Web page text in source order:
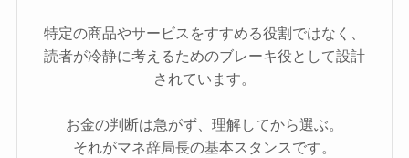
特定の商品やサービスをすすめる役割ではなく、
読者が冷静に考えるためのブレーキ役として設計
されています。
お金の判断は急がず、理解してから選ぶ。
それがマネ辞局長の基本スタンスです。